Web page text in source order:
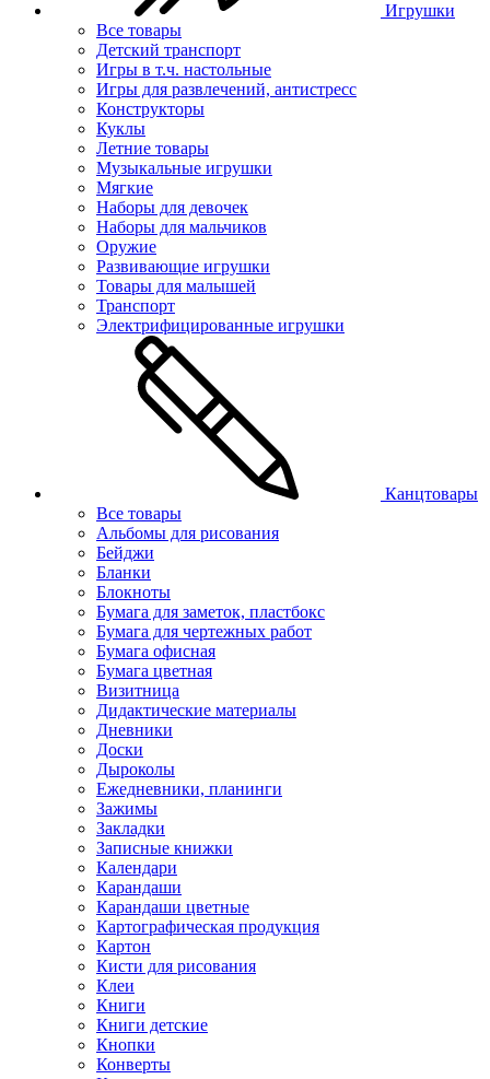
Игрушки
Все товары
Детский транспорт
Игры в т.ч. настольные
Игры для развлечений, антистресс
Конструкторы
Куклы
Летние товары
Музыкальные игрушки
Мягкие
Наборы для девочек
Наборы для мальчиков
Оружие
Развивающие игрушки
Товары для малышей
Транспорт
Электрифицированные игрушки
Канцтовары
Все товары
Альбомы для рисования
Бейджи
Бланки
Блокноты
Бумага для заметок, пластбокс
Бумага для чертежных работ
Бумага офисная
Бумага цветная
Визитница
Дидактические материалы
Дневники
Доски
Дыроколы
Ежедневники, планинги
Зажимы
Закладки
Записные книжки
Календари
Карандаши
Карандаши цветные
Картографическая продукция
Картон
Кисти для рисования
Клеи
Книги
Книги детские
Кнопки
Конверты